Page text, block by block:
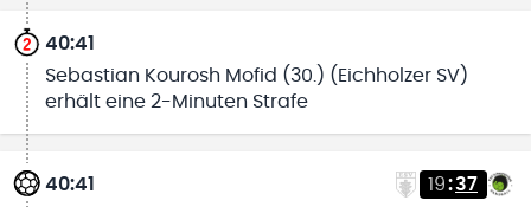
40:41
Sebastian Kourosh Mofid (30.) (Eichholzer SV)
erhält eine 2-Minuten Strafe
40:41 19:37